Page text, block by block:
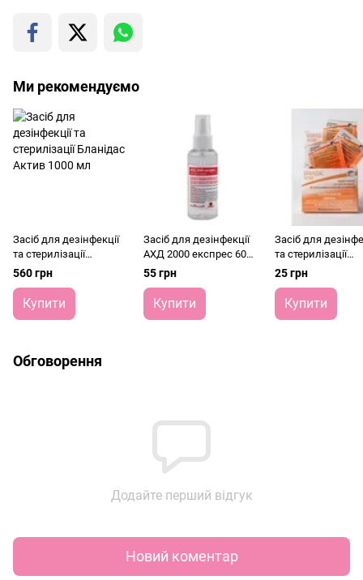
Ми рекомендуємо
Засіб для дезінфекції
та стерилізації
Бланідас Актив 1000
560 грн
Купити
Засіб для дезінфекції
АХД 2000 експрес 60
мл
55 грн
Купити
Засіб для
та стерилізації
Бланідас Актив
10 мл
25 грн
Купити
Обговорення
Додайте перший відгук
Новий коментар